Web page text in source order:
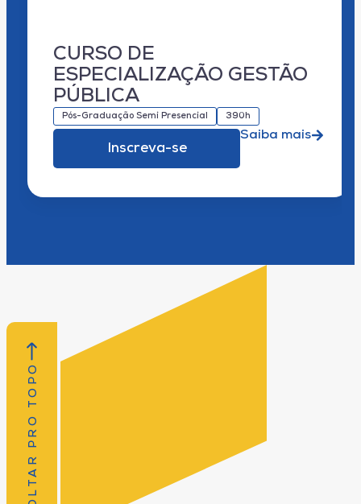
CURSO DE
ESPECIALIZAÇÃO GESTÃO
PÚBLICA
Pós-Graduação Semi Presencial 390h
Inscreva-se
Saiba mais
VOLTAR PRO TOPO